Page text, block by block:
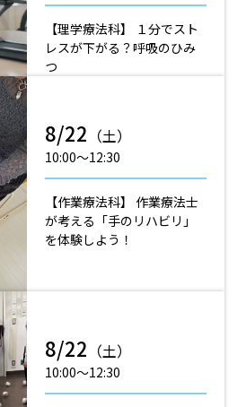
【理学療法科】 １分でスト
レスが下がる？呼吸のひみ
つ
8/22 （土）
10:00〜12:30
【作業療法科】 作業療法士
が考える「手のリハビリ」
を体験しよう！
8/22 （土）
10:00〜12:30